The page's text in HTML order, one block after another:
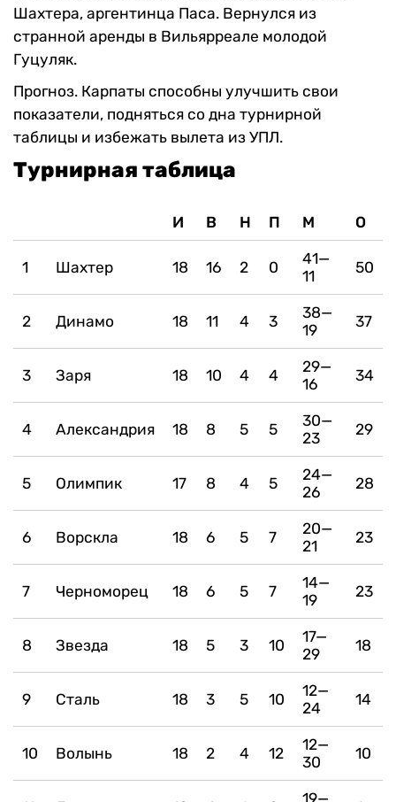
Шахтера, аргентинца Паса. Вернулся из
странной аренды в Вильярреале молодой
Гуцуляк.
Прогноз. Карпаты способны улучшить свои
показатели, подняться со дна турнирной
таблицы и избежать вылета из УПЛ.
Турнирная таблица
И В Н П М О
1 Шахтер 18 16 2 0
41—
11
50
2 Динамо 18 11 4 3
38—
19
37
3 Заря 18 10 4 4
29—
16
34
4 Александрия 18 8 5 5
30—
23
29
5 Олимпик 17 8 4 5
24—
26
28
6 Ворскла 18 6 5 7
20—
21
23
7 Черноморец 18 6 5 7
14—
19
23
8 Звезда 18 5 3 10
17—
29
18
9 Сталь 18 3 5 10
12—
24
14
10 Волынь 18 2 4 12
12—
30
10
19—